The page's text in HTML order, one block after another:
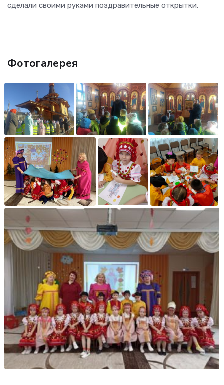
сделали своими руками поздравительные открытки.
Фотогалерея